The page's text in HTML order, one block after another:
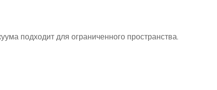
подходит для ограниченного пространства.